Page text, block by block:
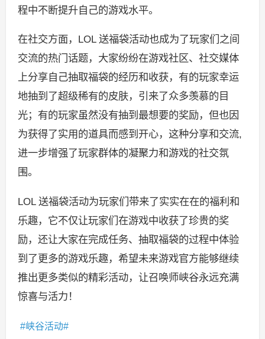
程中不断提升自己的游戏水平。
在社交方面，LOL 送福袋活动也成为了玩家们之间
交流的热门话题，大家纷纷在游戏社区、社交媒体
上分享自己抽取福袋的经历和收获，有的玩家幸运
地抽到了超级稀有的皮肤，引来了众多羡慕的目
光；有的玩家虽然没有抽到最想要的奖励，但也因
为获得了实用的道具而感到开心，这种分享和交流,
进一步增强了玩家群体的凝聚力和游戏的社交氛
围。
LOL 送福袋活动为玩家们带来了实实在在的福利和
乐趣，它不仅让玩家们在游戏中收获了珍贵的奖
励，还让大家在完成任务、抽取福袋的过程中体验
到了更多的游戏乐趣，希望未来游戏官方能够继续
推出更多类似的精彩活动，让召唤师峡谷永远充满
惊喜与活力！
峡谷活动